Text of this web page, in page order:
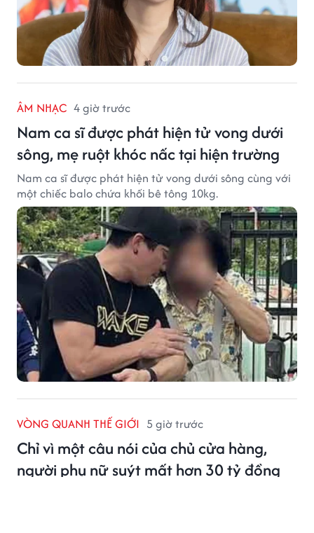
ÂM NHẠC 4 giờ trước
Nam ca sĩ được phát hiện tử vong dưới
sông, mẹ ruột khóc nấc tại hiện trường
Nam ca sĩ được phát hiện tử vong dưới sông cùng với
một chiếc balo chứa khối bê tông 10kg.
VÒNG QUANH THẾ GIỚI 5 giờ trước
Chỉ vì một câu nói của chủ cửa hàng,
người phụ nữ suýt mất hơn 30 tỷ đồng